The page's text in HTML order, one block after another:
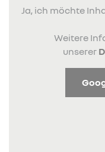
Ja, ich möchte
Weitere
unserer